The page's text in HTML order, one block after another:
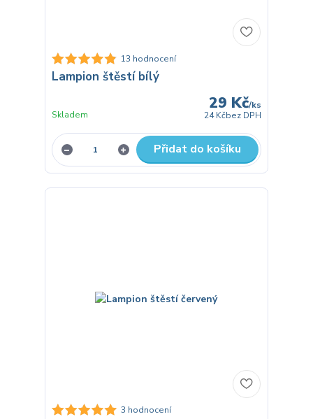
13 hodnocení
Lampion štěstí bílý
29 Kč/ks
24 Kčbez DPH
Skladem
Přidat do košíku
3 hodnocení